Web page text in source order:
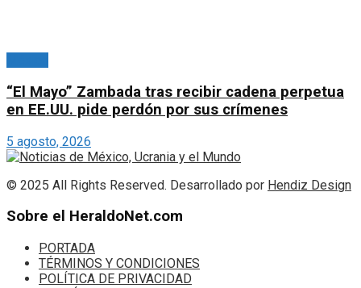
“El Mayo” Zambada tras recibir cadena perpetua
en EE.UU. pide perdón por sus crímenes
5 agosto, 2026
© 2025 All Rights Reserved. Desarrollado por Hendiz Design
Sobre el HeraldoNet.com
PORTADA
TÉRMINOS Y CONDICIONES
POLÍTICA DE PRIVACIDAD